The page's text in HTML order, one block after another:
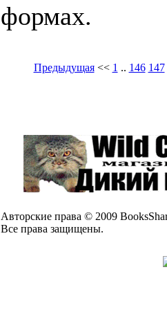
формах.
Предыдущая<< 1 .. 146 147
Авторские права © 2009
Все права защищены.